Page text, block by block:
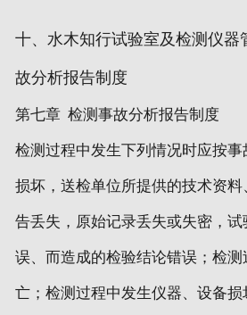
十、水木知行试验室及检测仪
故分析报告制度
第七章 检测事故分析报告制度
检测过程中发生下列情况时应按事
损坏，送检单位所提供的技术资
告丢失，原始记录丢失或失密，
误、而造成的检验结论错误；检
亡；检测过程中发生仪器、设备损